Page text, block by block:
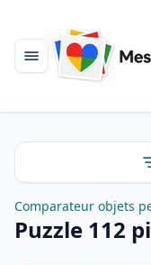
Menu
Comparateur objets
Puzzle 112